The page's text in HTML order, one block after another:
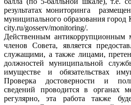
результатах мониторинга
муниципального образования город
city.ru/gosserv/monitoring/.
Действенным
членов Совета, является
служащими, а также лицами,
должностей муниципальной
имуществе и обязательствах
Проверка достоверности и
сведений проводится в органах
регулярно, эта работа также